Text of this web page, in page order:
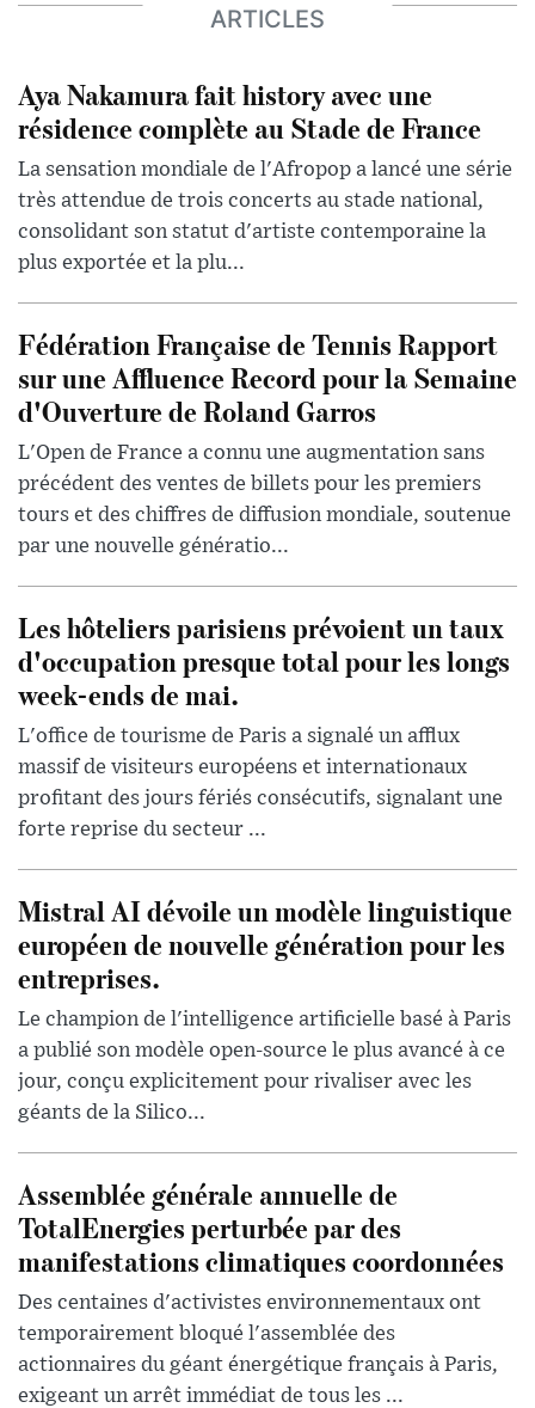
ARTICLES
Aya Nakamura fait history avec une
résidence complète au Stade de France
La sensation mondiale de l'Afropop a lancé une série
très attendue de trois concerts au stade national,
consolidant son statut d'artiste contemporaine la
plus exportée et la plu...
Fédération Française de Tennis Rapport
sur une Affluence Record pour la Semaine
d'Ouverture de Roland Garros
L'Open de France a connu une augmentation sans
précédent des ventes de billets pour les premiers
tours et des chiffres de diffusion mondiale, soutenue
par une nouvelle génératio...
Les hôteliers parisiens prévoient un taux
d'occupation presque total pour les longs
week-ends de mai.
L'office de tourisme de Paris a signalé un afflux
massif de visiteurs européens et internationaux
profitant des jours fériés consécutifs, signalant une
forte reprise du secteur ...
Mistral AI dévoile un modèle linguistique
européen de nouvelle génération pour les
entreprises.
Le champion de l'intelligence artificielle basé à Paris
a publié son modèle open-source le plus avancé à ce
jour, conçu explicitement pour rivaliser avec les
géants de la Silico...
Assemblée générale annuelle de
TotalEnergies perturbée par des
manifestations climatiques coordonnées
Des centaines d'activistes environnementaux ont
temporairement bloqué l'assemblée des
actionnaires du géant énergétique français à Paris,
exigeant un arrêt immédiat de tous les ...